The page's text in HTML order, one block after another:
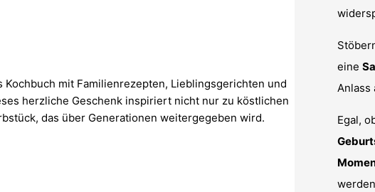
mit Familienrezepten, Lieblingsgerichten und
herzliche Geschenk inspiriert nicht nur zu köstlichen
das über Generationen weitergegeben wird.
eine
Anlass
Egal,